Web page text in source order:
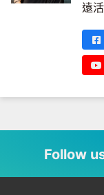
遠
Follow